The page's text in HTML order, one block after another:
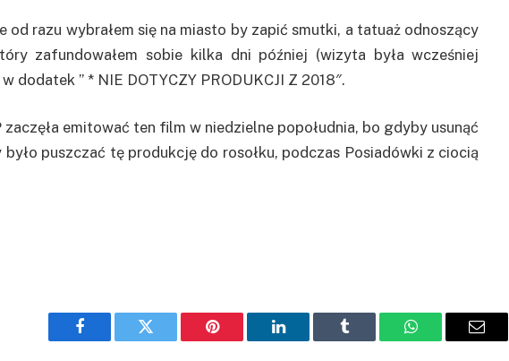
od razu wybrałem się na miasto by zapić smutki, a tatuaż odnoszący
zafundowałem sobie kilka dni później (wizyta była wcześniej
dodatek ” * NIE DOTYCZY PRODUKCJI Z 2018″.
emitować ten film w niedzielne popołudnia, bo gdyby usunąć
puszczać tę produkcję do rosołku, podczas Posiadówki z ciocią
Facebook Twitter Pinterest LinkedIn Tumblr WhatsAppEmail